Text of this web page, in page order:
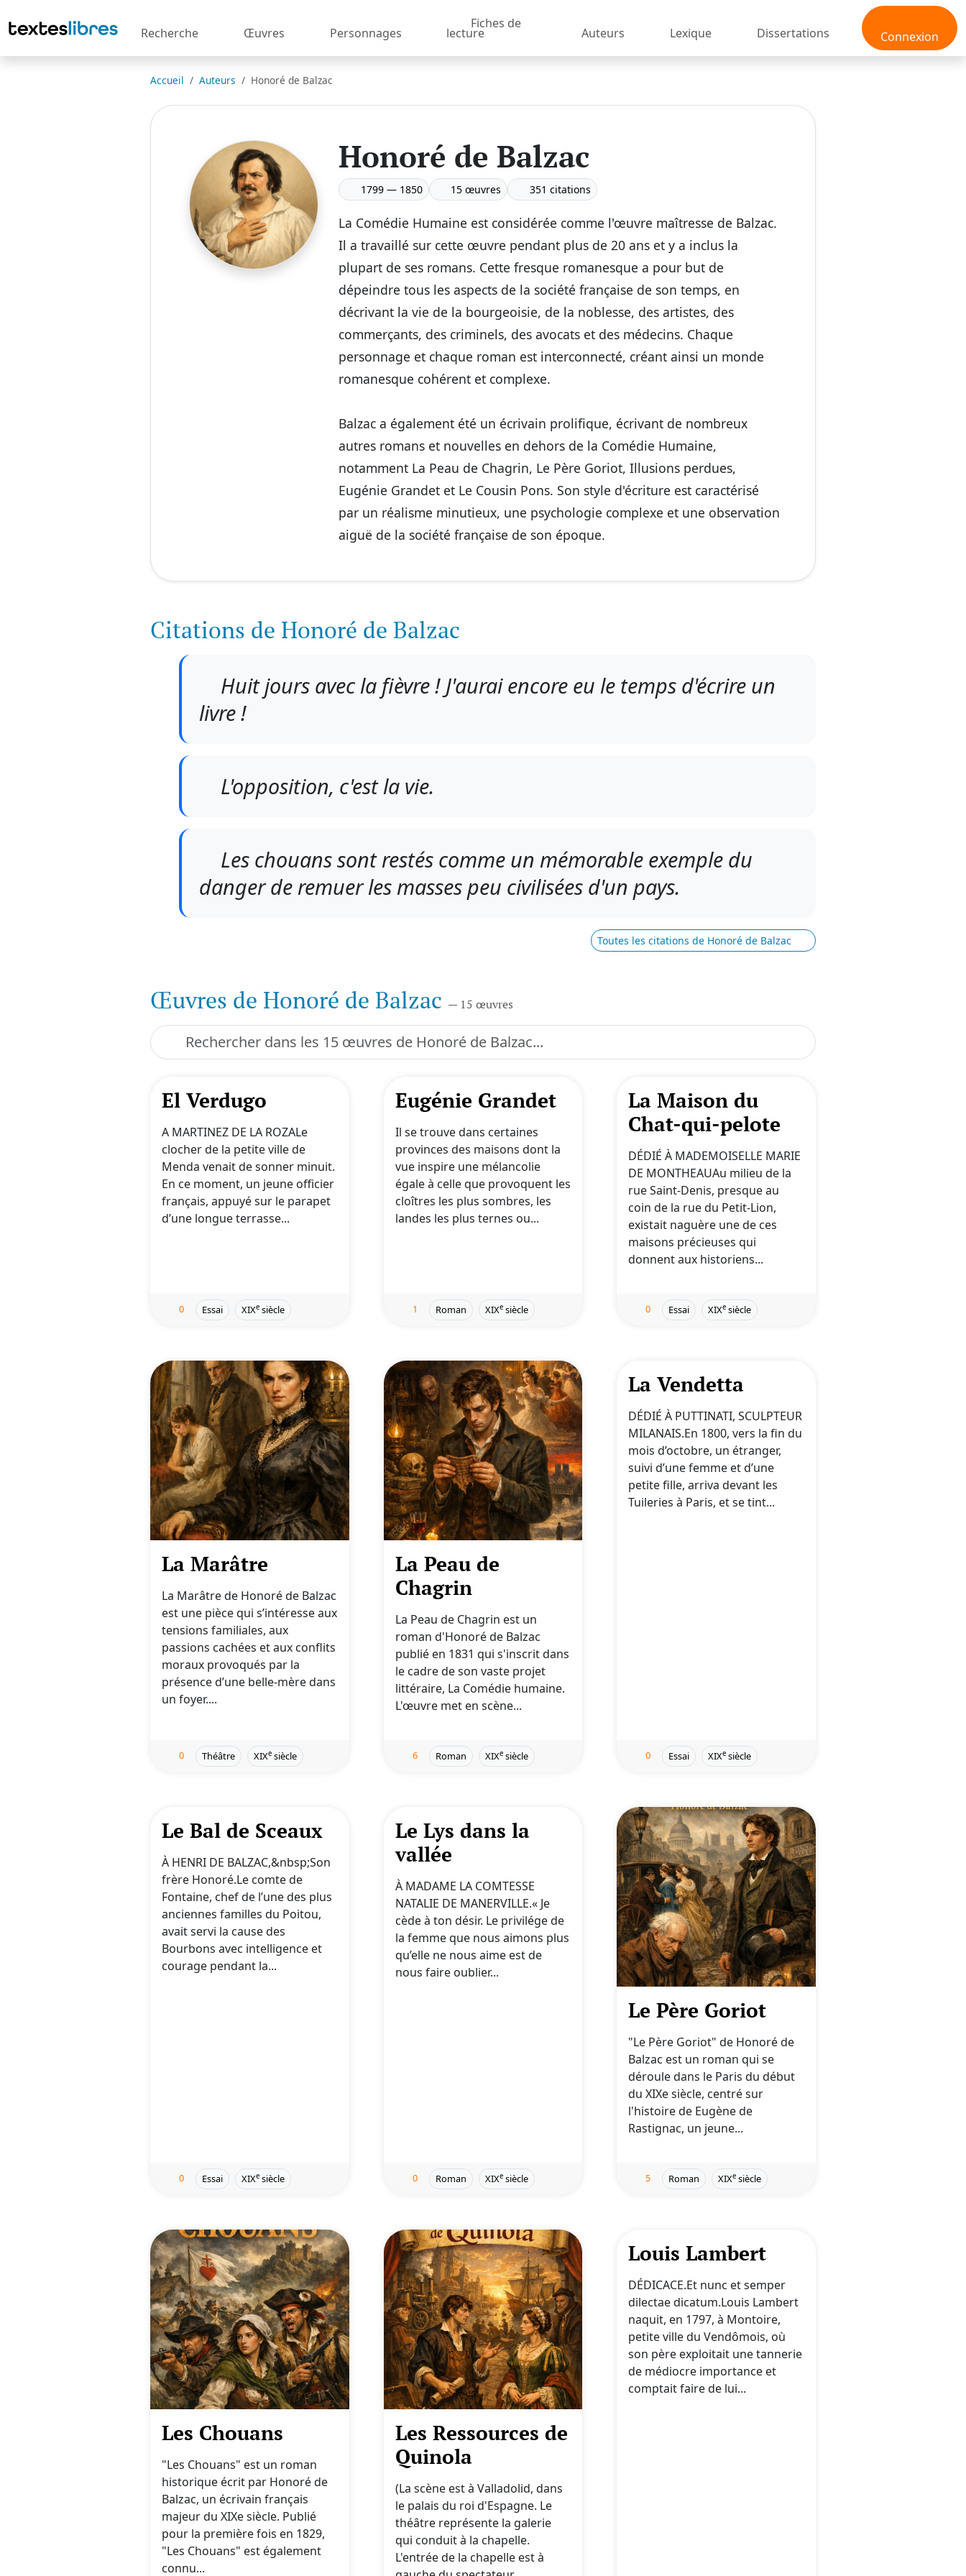
Connexion
Recherche Œuvres Personnages
Fiches de
lecture Auteurs Lexique Dissertations
Accueil Auteurs Honoré de Balzac
Honoré de Balzac
1799 — 1850 15 œuvres 351 citations
La Comédie Humaine est considérée comme l'œuvre maîtresse de Balzac.
Il a travaillé sur cette œuvre pendant plus de 20 ans et y a inclus la
plupart de ses romans. Cette fresque romanesque a pour but de
dépeindre tous les aspects de la société française de son temps, en
décrivant la vie de la bourgeoisie, de la noblesse, des artistes, des
commerçants, des criminels, des avocats et des médecins. Chaque
personnage et chaque roman est interconnecté, créant ainsi un monde
romanesque cohérent et complexe.
Balzac a également été un écrivain prolifique, écrivant de nombreux
autres romans et nouvelles en dehors de la Comédie Humaine,
notamment La Peau de Chagrin, Le Père Goriot, Illusions perdues,
Eugénie Grandet et Le Cousin Pons. Son style d'écriture est caractérisé
par un réalisme minutieux, une psychologie complexe et une observation
aiguë de la société française de son époque.
Citations de Honoré de Balzac
Huit jours avec la fièvre ! J'aurai encore eu le temps d'écrire un
livre !
L'opposition, c'est la vie.
Les chouans sont restés comme un mémorable exemple du
danger de remuer les masses peu civilisées d'un pays.
Toutes les citations de Honoré de Balzac
Œuvres de Honoré de Balzac — 15 œuvres
El Verdugo
A MARTINEZ DE LA ROZALe
clocher de la petite ville de
Menda venait de sonner minuit.
En ce moment, un jeune officier
français, appuyé sur le parapet
d’une longue terrasse...
0 Essai XIXe siècle
Eugénie Grandet
Il se trouve dans certaines
provinces des maisons dont la
vue inspire une mélancolie
égale à celle que provoquent les
cloîtres les plus sombres, les
landes les plus ternes ou...
1 Roman XIXesiècle
La Maison du
Chat-qui-pelote
DÉDIÉ À MADEMOISELLE MARIE
DE MONTHEAUAu milieu de la
rue Saint-Denis, presque au
coin de la rue du Petit-Lion,
existait naguère une de ces
maisons précieuses qui
donnent aux historiens...
0 Essai XIXe siècle
La Marâtre
La Marâtre de Honoré de Balzac
est une pièce qui s’intéresse aux
tensions familiales, aux
passions cachées et aux conflits
moraux provoqués par la
présence d’une belle-mère dans
un foyer....
0 Théâtre XIXe siècle
La Peau de
Chagrin
La Peau de Chagrin est un
roman d'Honoré de Balzac
publié en 1831 qui s'inscrit dans
le cadre de son vaste projet
littéraire, La Comédie humaine.
L'œuvre met en scène...
6 Roman XIXesiècle
La Vendetta
DÉDIÉ À PUTTINATI, SCULPTEUR
MILANAIS.En 1800, vers la fin du
mois d’octobre, un étranger,
suivi d’une femme et d’une
petite fille, arriva devant les
Tuileries à Paris, et se tint...
0 Essai XIXe siècle
Le Bal de Sceaux
À HENRI DE BALZAC,&nbsp;Son
frère Honoré.Le comte de
Fontaine, chef de l’une des plus
anciennes familles du Poitou,
avait servi la cause des
Bourbons avec intelligence et
courage pendant la...
0 Essai XIXe siècle
Le Lys dans la
vallée
À MADAME LA COMTESSE
NATALIE DE MANERVILLE.« Je
cède à ton désir. Le privilége de
la femme que nous aimons plus
qu’elle ne nous aime est de
nous faire oublier...
0 Roman XIXesiècle
Le Père Goriot
"Le Père Goriot" de Honoré de
Balzac est un roman qui se
déroule dans le Paris du début
du XIXe siècle, centré sur
l'histoire de Eugène de
Rastignac, un jeune...
5 Roman XIXe siècle
Les Chouans
"Les Chouans" est un roman
historique écrit par Honoré de
Balzac, un écrivain français
majeur du XIXe siècle. Publié
pour la première fois en 1829,
"Les Chouans" est également
connu...
Les Ressources de
Quinola
(La scène est à Valladolid, dans
le palais du roi d'Espagne. Le
théâtre représente la galerie
qui conduit à la chapelle.
L'entrée de la chapelle est à
Louis Lambert
DÉDICACE.Et nunc et semper
dilectae dicatum.Louis Lambert
naquit, en 1797, à Montoire,
petite ville du Vendômois, où
son père exploitait une tannerie
de médiocre importance et
comptait faire de lui...